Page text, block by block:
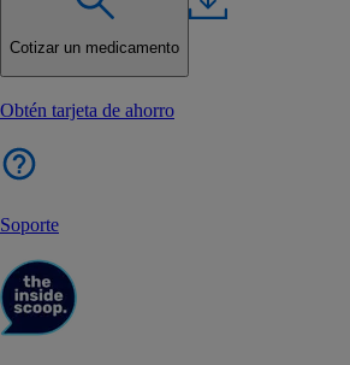
Cotizar un medicamento
Obtén tarjeta de ahorro
Soporte